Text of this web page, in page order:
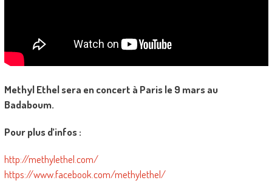
Methyl Ethel sera en concert à Paris le 9 mars au
Badaboum.
Pour plus d’infos :
http://methylethel.com/
https://www.facebook.com/methylethel/